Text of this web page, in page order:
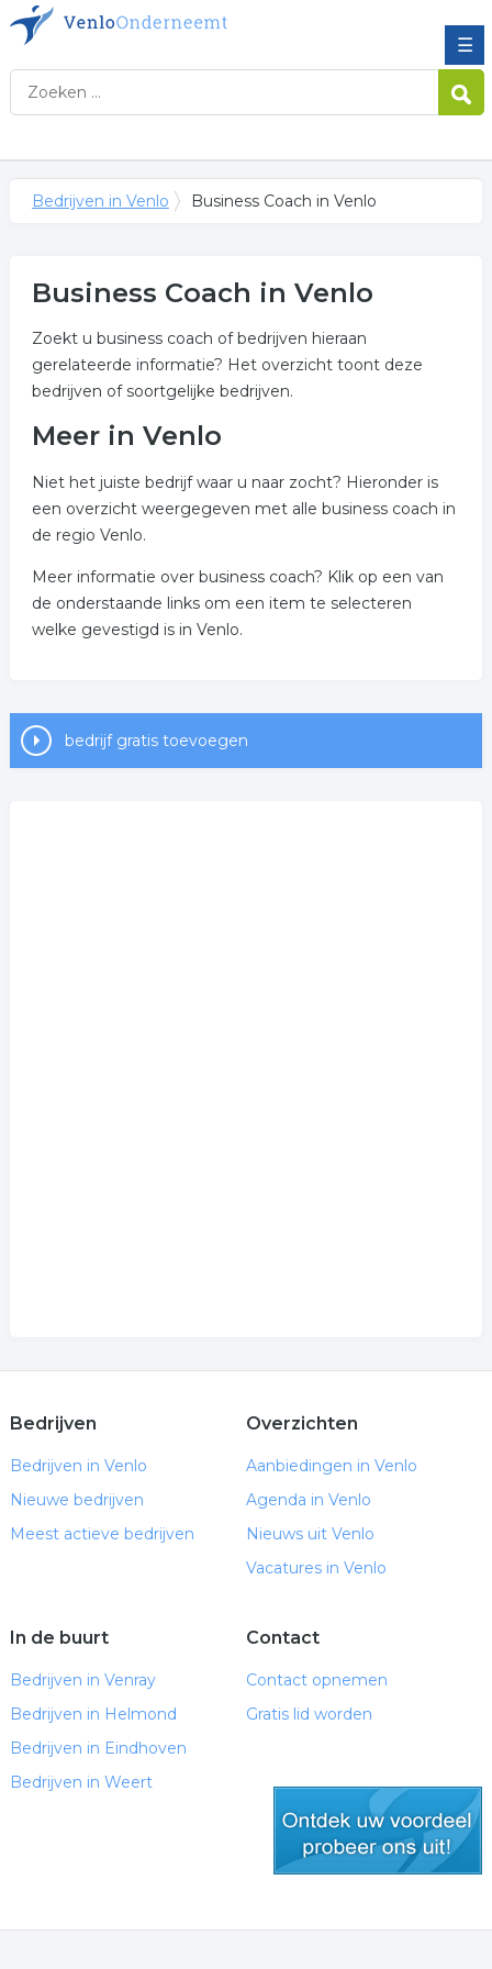
☰
Bedrijven in Venlo Business Coach in Venlo
Business Coach in Venlo
Zoekt u business coach of bedrijven hieraan
gerelateerde informatie? Het overzicht toont deze
bedrijven of soortgelijke bedrijven.
Meer in Venlo
Niet het juiste bedrijf waar u naar zocht? Hieronder is
een overzicht weergegeven met alle business coach in
de regio Venlo.
Meer informatie over business coach? Klik op een van
de onderstaande links om een item te selecteren
welke gevestigd is in Venlo.
bedrijf gratis toevoegen
Bedrijven
Bedrijven in Venlo
Nieuwe bedrijven
Meest actieve bedrijven
Overzichten
Aanbiedingen in Venlo
Agenda in Venlo
Nieuws uit Venlo
Vacatures in Venlo
In de buurt
Bedrijven in Venray
Bedrijven in Helmond
Bedrijven in Eindhoven
Bedrijven in Weert
Contact
Contact opnemen
Gratis lid worden